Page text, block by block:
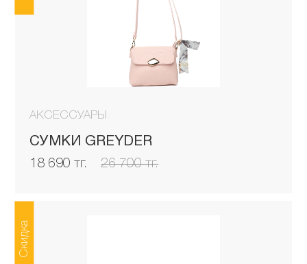
АКСЕССУАРЫ
СУМКИ GREYDER
18 690 тг. 26 700 тг.
Скидка